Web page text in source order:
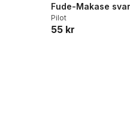
Fude-Makase
Pilot
55 kr